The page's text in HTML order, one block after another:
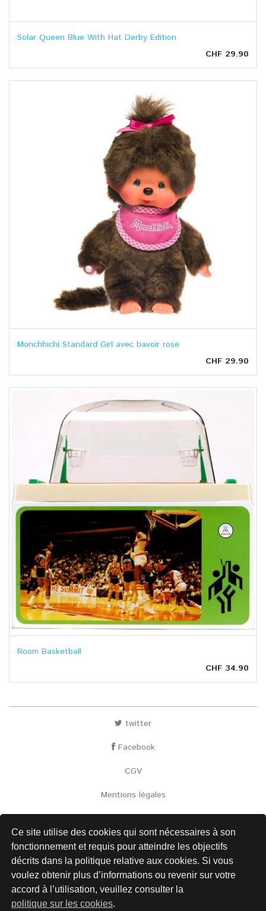
Ce site utilise des cookies qui sont nécessaires à son
fonctionnement et requis pour atteindre les objectifs
décrits dans la politique relative aux cookies. Si vous
voulez obtenir plus d’informations ou revenir sur votre
accord à l’utilisation, veuillez consulter la
politique sur les cookies.
Solar Queen Blue With Hat Derby Edition
CHF 29.90
Monchhichi Standard Girl avec bavoir rose
CHF 29.90
Room Basketball
CHF 34.90
twitter
Facebook
CGV
Mentions légales
Contact
Liens
Protection des données